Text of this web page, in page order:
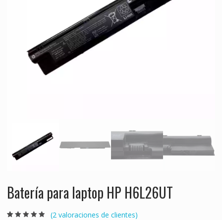
Batería para laptop HP H6L26UT
(2 valoraciones de clientes)